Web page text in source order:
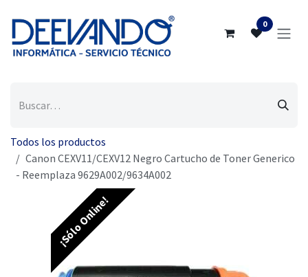
0
Todos los productos
Canon CEXV11/CEXV12 Negro Cartucho de Toner Generico
- Reemplaza 9629A002/9634A002
¡Sólo Online!